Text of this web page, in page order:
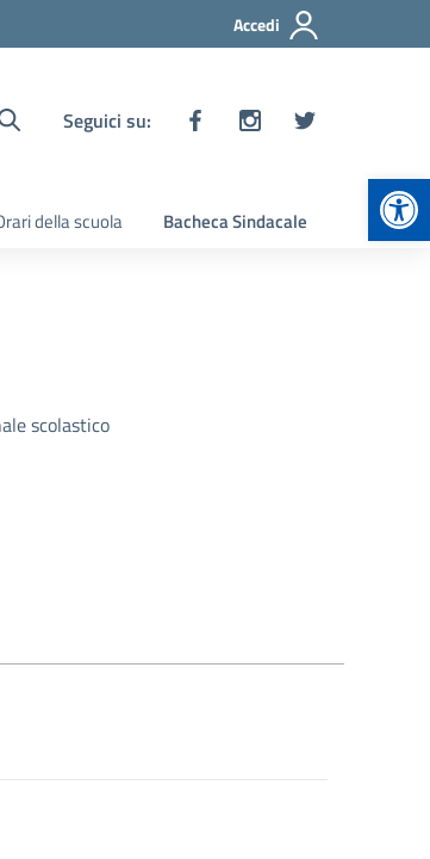
Accedi
Seguici su:
della scuola Bacheca Sindacale
scolastico